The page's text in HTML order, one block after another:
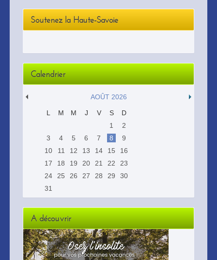
Soutenez la Haute-Savoie
Calendrier
AOÛT 2026
L M M J V S
D
1
2
3
4 5 6 7 8
9
10
11 12 13 14 15
16
17
18 19 20 21 22
23
24
25 26 27 28 29
30
31
A découvrir